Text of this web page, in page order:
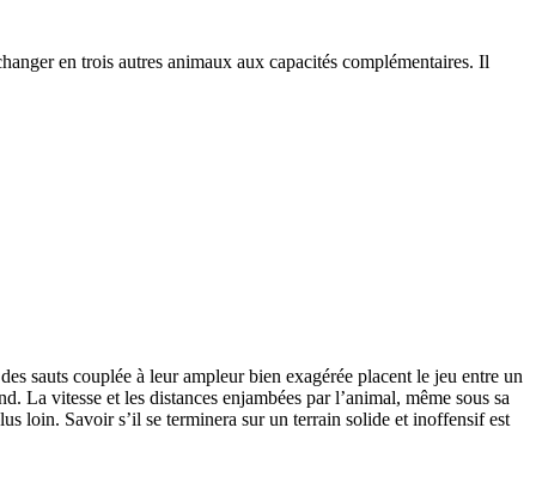
en trois autres animaux aux capacités complémentaires. Il
sauts couplée à leur ampleur bien exagérée placent le jeu entre un
La vitesse et les distances enjambées par l’animal, même sous sa
loin. Savoir s’il se terminera sur un terrain solide et inoffensif est